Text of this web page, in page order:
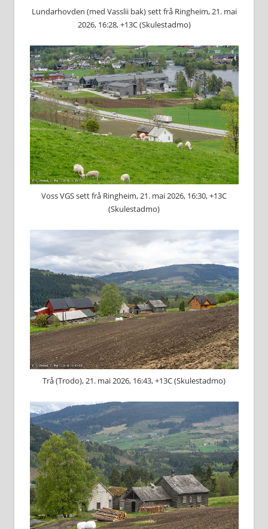
Lundarhovden (med Vasslii bak) sett frå Ringheim, 21. mai
2026, 16:28, +13C (Skulestadmo)
Voss VGS sett frå Ringheim, 21. mai 2026, 16:30, +13C
(Skulestadmo)
Trå (Trodo), 21. mai 2026, 16:43, +13C (Skulestadmo)